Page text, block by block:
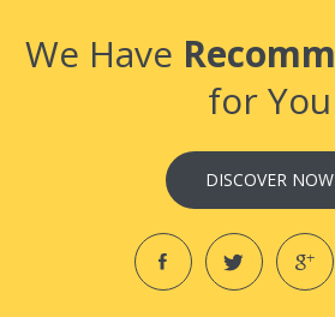
We Have
for You
DISCOVER NOW